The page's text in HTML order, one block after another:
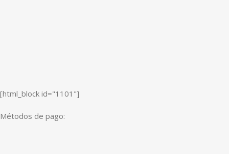
[html_block id="1101"]
Métodos de pago: